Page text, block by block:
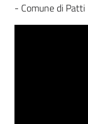
- Comune di Patti